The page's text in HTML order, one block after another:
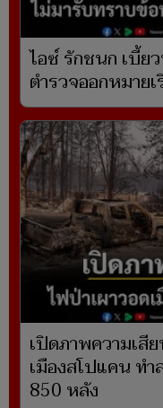
ไอซ์ รักชนก เบี้ย
ตำรวจออกหมายเ
เปิดภาพความเสี
เมืองสโปแคน ทำ
850 หลัง